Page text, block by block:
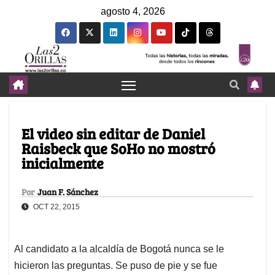
agosto 4, 2026
El video sin editar de Daniel
Raisbeck que SoHo no mostró
inicialmente
Por Juan F. Sánchez
OCT 22, 2015
Al candidato a la alcaldía de Bogotá nunca se le
hicieron las preguntas. Se puso de pie y se fue